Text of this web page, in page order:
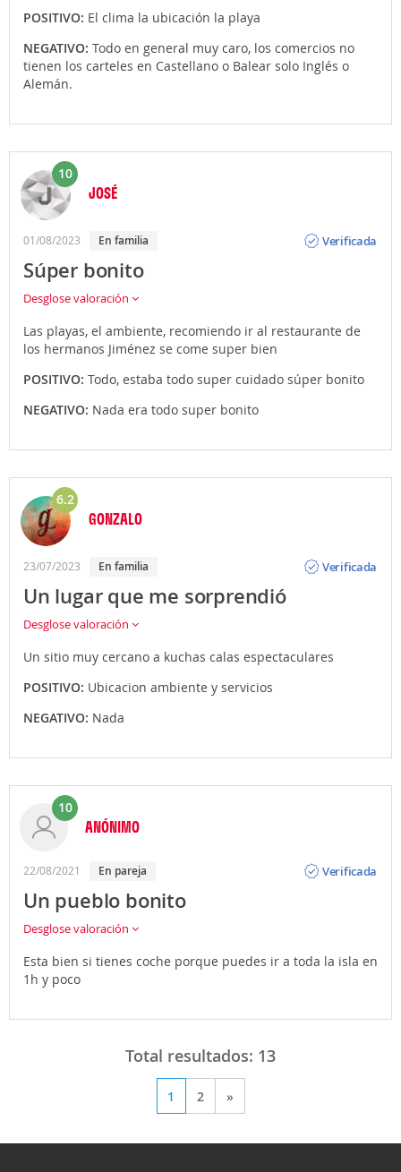
POSITIVO: El clima la ubicación la playa
NEGATIVO: Todo en general muy caro, los comercios no
tienen los carteles en Castellano o Balear solo Inglés o
Alemán.
10
JOSÉ
01/08/2023 en familia
Verificada
Súper bonito
Desglose valoración
Las playas, el ambiente, recomiendo ir al restaurante de
los hermanos Jiménez se come super bien
POSITIVO: Todo, estaba todo super cuidado súper bonito
NEGATIVO: Nada era todo super bonito
6.2
GONZALO
23/07/2023 en familia
Verificada
Un lugar que me sorprendió
Desglose valoración
Un sitio muy cercano a kuchas calas espectaculares
POSITIVO: Ubicacion ambiente y servicios
NEGATIVO: Nada
10
ANÓNIMO
22/08/2021 en pareja
Verificada
Un pueblo bonito
Desglose valoración
Esta bien si tienes coche porque puedes ir a toda la isla en
1h y poco
Total resultados: 13
1 2 »